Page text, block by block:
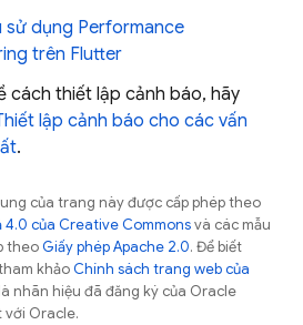
sử dụng Performance
trên Flutter
cách thiết lập cảnh báo, hãy
lập cảnh báo cho các vấn
.
của trang này được cấp phép theo
4.0 của Creative Commonsvà các mẫu
theoGiấy phép Apache 2.0. Để biết
khảoChính sách trang web của
nhãn hiệu đã đăng ký của Oracle
với Oracle.